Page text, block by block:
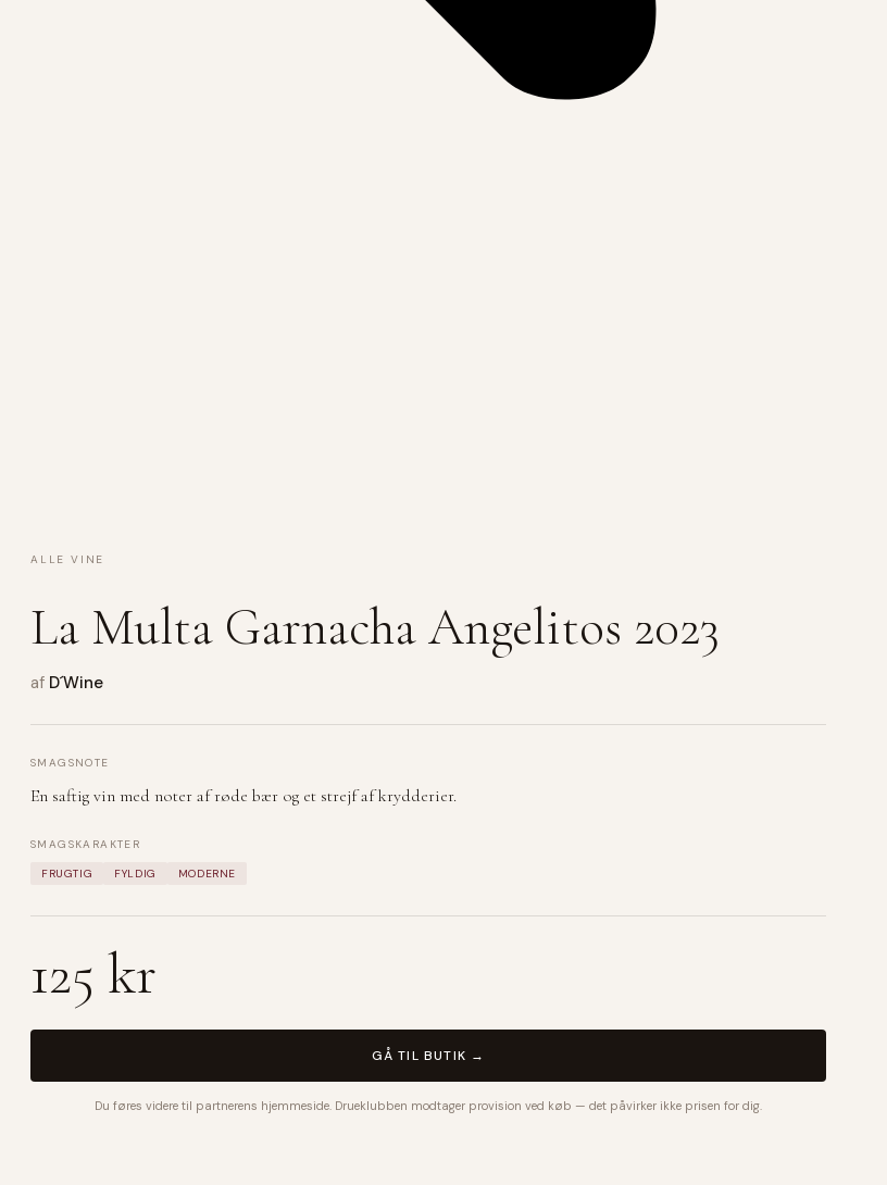
ALLE VINE
La Multa Garnacha Angelitos 2023
af D´Wine
SMAGSNOTE
En saftig vin med noter af røde bær og et strejf af krydderier.
SMAGSKARAKTER
FRUGTIG FYLDIG MODERNE
125 kr
GÅ TIL BUTIK →
Du føres videre til partnerens hjemmeside. Drueklubben modtager provision ved køb — det påvirker ikke prisen for dig.